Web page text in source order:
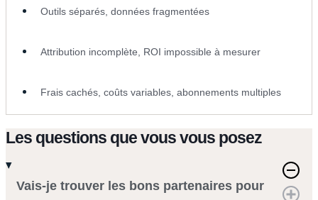
Outils séparés, données fragmentées
Attribution incomplète, ROI impossible à mesurer
Frais cachés, coûts variables, abonnements multiples
Les questions que vous vous posez
Vais‑je trouver les bons partenaires pour